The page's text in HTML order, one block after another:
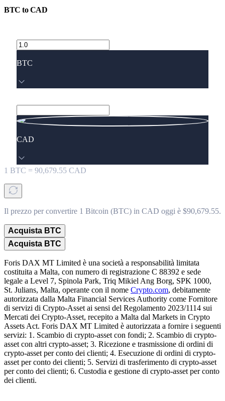
BTC toCAD
BTC
CAD
1 BTC = 90,679.55 CAD
Il prezzo per convertire 1 Bitcoin (BTC) in CAD oggi è $90,679.55.
Acquista BTC
Acquista BTC
Foris DAX MT Limited è una società a responsabilità limitata
costituita a Malta, con numero di registrazione C 88392 e sede
legale a Level 7, Spinola Park, Triq Mikiel Ang Borg, SPK 1000,
St. Julians, Malta, operante con il nome Crypto.com, debitamente
autorizzata dalla Malta Financial Services Authority come Fornitore
di servizi di Crypto-Asset ai sensi del Regolamento 2023/1114 sui
Mercati dei Crypto-Asset, recepito a Malta dal Markets in Crypto
Assets Act. Foris DAX MT Limited è autorizzata a fornire i seguenti
servizi: 1. Scambio di crypto-asset con fondi; 2. Scambio di crypto-
asset con altri crypto-asset; 3. Ricezione e trasmissione di ordini di
crypto-asset per conto dei clienti; 4. Esecuzione di ordini di crypto-
asset per conto dei clienti; 5. Servizi di trasferimento di crypto-asset
per conto dei clienti; 6. Custodia e gestione di crypto-asset per conto
dei clienti.